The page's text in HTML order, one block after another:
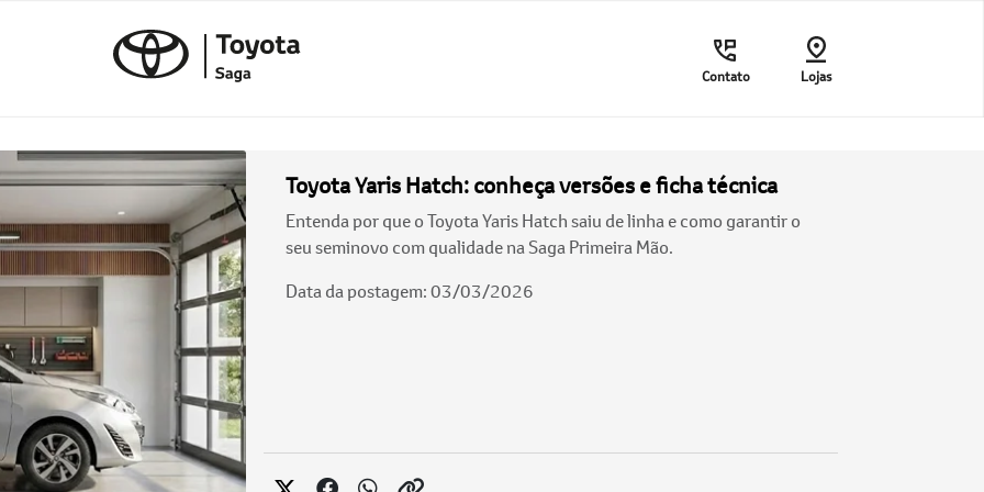
Contato Lojas
Toyota Yaris Hatch: conheça versões e ficha técnica
Entenda por que o Toyota Yaris Hatch saiu de linha e como garantir o
seu seminovo com qualidade na Saga Primeira Mão.
Data da postagem: 03/03/2026